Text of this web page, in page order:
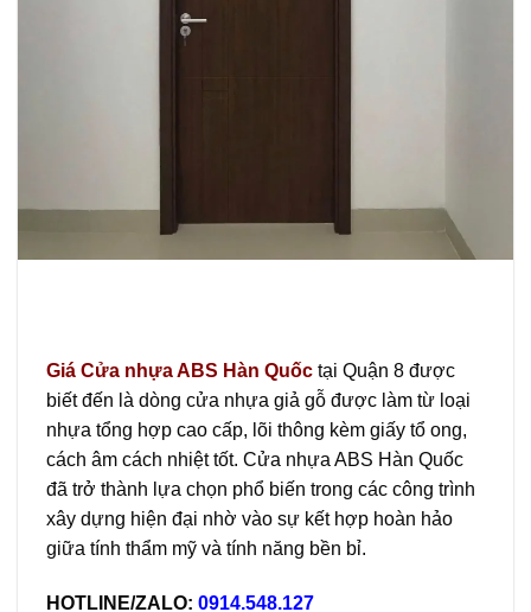
Giá Cửa nhựa ABS Hàn Quốc tại Quận 8 được
biết đến là dòng cửa nhựa giả gỗ được làm từ loại
nhựa tổng hợp cao cấp, lõi thông kèm giấy tổ ong,
cách âm cách nhiệt tốt. Cửa nhựa ABS Hàn Quốc
đã trở thành lựa chọn phổ biến trong các công trình
xây dựng hiện đại nhờ vào sự kết hợp hoàn hảo
giữa tính thẩm mỹ và tính năng bền bỉ.
HOTLINE/ZALO: 0914.548.127